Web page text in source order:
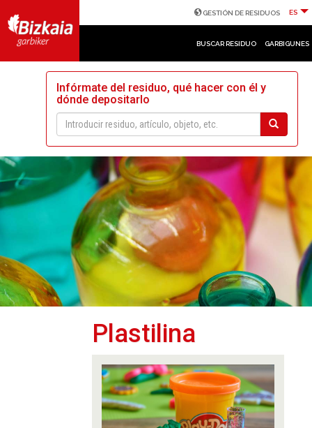
GESTIÓN DE RESIDUOS ES
BUSCAR RESIDUO GARBIGUNES
Infórmate del residuo, qué hacer con él y
dónde depositarlo
Plastilina